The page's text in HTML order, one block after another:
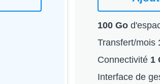
100 Go
Transfert/mois
Connectivité 1
Interface de